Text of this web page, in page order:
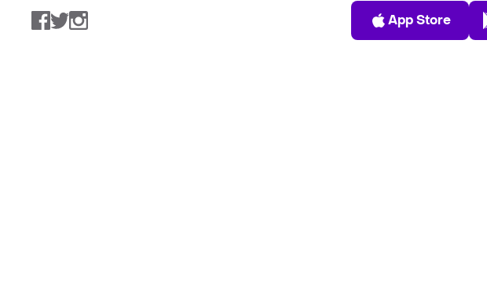
Facebook
TwitterInstagram
App Store
App Store